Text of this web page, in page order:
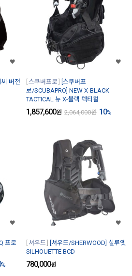
버전
스쿠버프로
[스쿠버프
로/SCUBAPRO] NEW X-BLACK
TACTICAL 뉴 X-블랙 텍티컬
1,857,600원 2,064,000원 10%
프로
%
셔우드
[셔우드/SHERWOOD] 실루엣
SILHOUETTE BCD
780,000원